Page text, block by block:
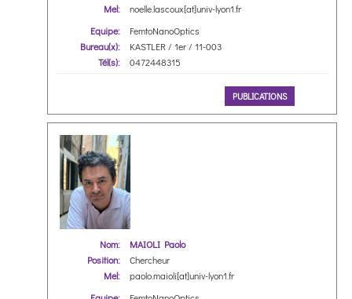
Mel:
noelle.lascoux[at]univ-lyon1.fr
Equipe:
FemtoNanoOptics
Bureau(x):
KASTLER / 1er / 11-003
Tél(s):
0472448315
PUBLICATIONS
Nom:
MAIOLI Paolo
Position:
Chercheur
Mel:
paolo.maioli[at]univ-lyon1.fr